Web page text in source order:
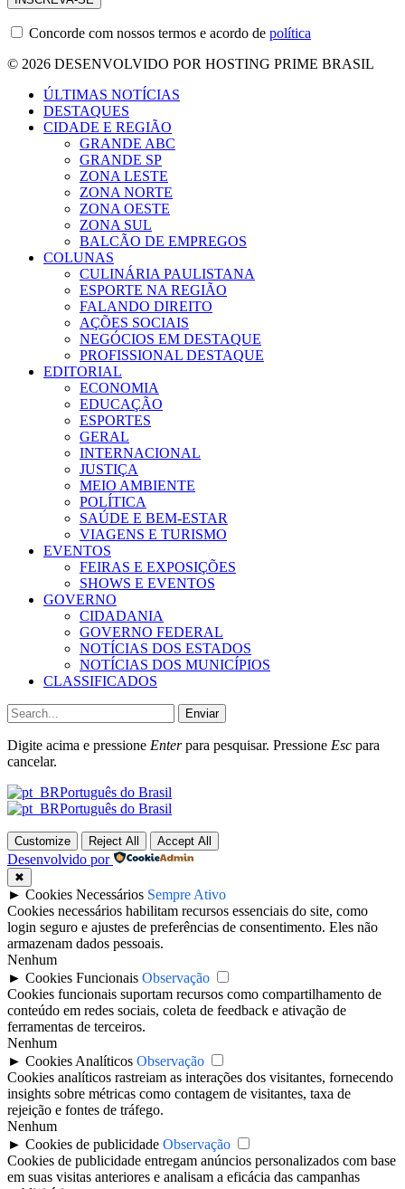
Concorde com nossos termos e acordo de política
© 2026 DESENVOLVIDO POR HOSTING PRIME BRASIL
ÚLTIMAS NOTÍCIAS
DESTAQUES
CIDADE E REGIÃO
GRANDE ABC
GRANDE SP
ZONA LESTE
ZONA NORTE
ZONA OESTE
ZONA SUL
BALCÃO DE EMPREGOS
COLUNAS
CULINÁRIA PAULISTANA
ESPORTE NA REGIÃO
FALANDO DIREITO
AÇÕES SOCIAIS
NEGÓCIOS EM DESTAQUE
PROFISSIONAL DESTAQUE
EDITORIAL
ECONOMIA
EDUCAÇÃO
ESPORTES
GERAL
INTERNACIONAL
JUSTIÇA
MEIO AMBIENTE
POLÍTICA
SAÚDE E BEM-ESTAR
VIAGENS E TURISMO
EVENTOS
FEIRAS E EXPOSIÇÕES
SHOWS E EVENTOS
GOVERNO
CIDADANIA
GOVERNO FEDERAL
NOTÍCIAS DOS ESTADOS
NOTÍCIAS DOS MUNICÍPIOS
CLASSIFICADOS
Enviar
Digite acima e pressione Enterpara pesquisar. Pressione Esc para
cancelar.
Português do Brasil
Português do Brasil
Customize Reject All Accept All
Desenvolvido por
✖
► Cookies Necessários Sempre Ativo
Cookies necessários habilitam recursos essenciais do site, como
login seguro e ajustes de preferências de consentimento. Eles não
armazenam dados pessoais.
Nenhum
► Cookies Funcionais Observação
Cookies funcionais suportam recursos como compartilhamento de
conteúdo em redes sociais, coleta de feedback e ativação de
ferramentas de terceiros.
Nenhum
► Cookies Analíticos Observação
Cookies analíticos rastreiam as interações dos visitantes, fornecendo
insights sobre métricas como contagem de visitantes, taxa de
rejeição e fontes de tráfego.
Nenhum
► Cookies de publicidade Observação
Cookies de publicidade entregam anúncios personalizados com base
em suas visitas anteriores e analisam a eficácia das campanhas